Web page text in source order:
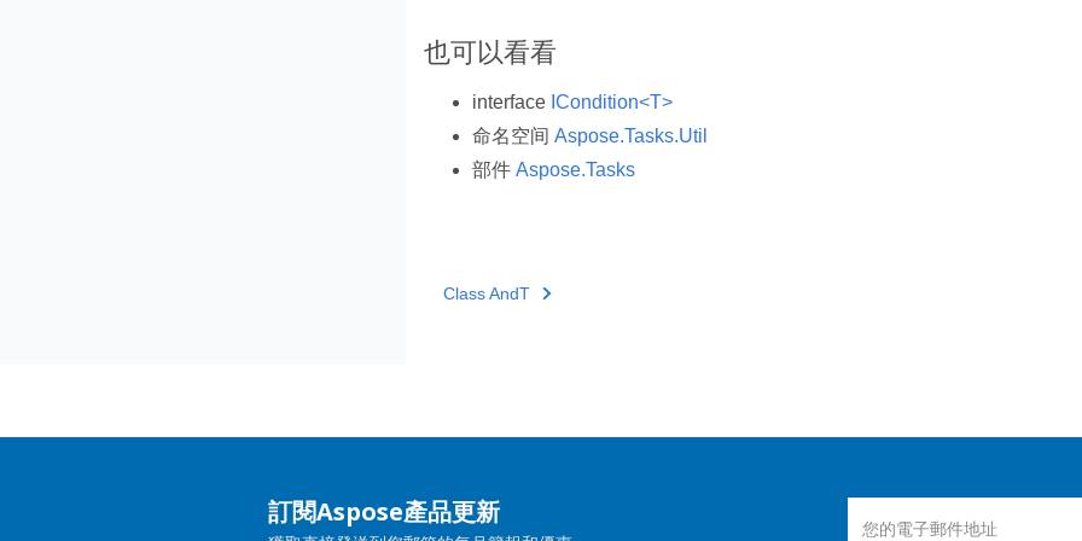
也可以看看
interface ICondition<T>
命名空间 Aspose.Tasks.Util
部件 Aspose.Tasks
Class AndT
訂閱Aspose產品更新